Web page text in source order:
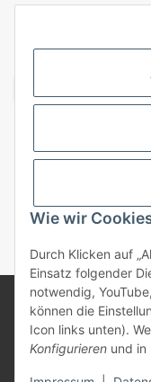
* Alle Preise
© 2025
Alle verwendeten
eingetragene
Eigentümer.
Kompatibilität
Wie wir
Durch Klicken auf
Einsatz folgender
notwendig,
können die
Icon links unten).
Konfigurieren und in